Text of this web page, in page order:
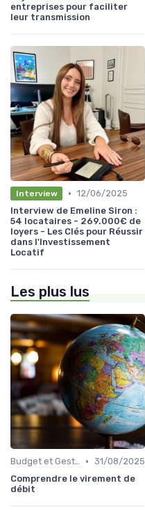
entreprises pour faciliter
leur transmission
Interview • 12/06/2025
Interview de Emeline Siron :
54 locataires - 269.000€ de
loyers - Les Clés pour Réussir
dans l'Investissement
Locatif
Les plus lus
Budget et Gestion des Finances Personnelles • 31/08/2025
Comprendre le virement de
débit